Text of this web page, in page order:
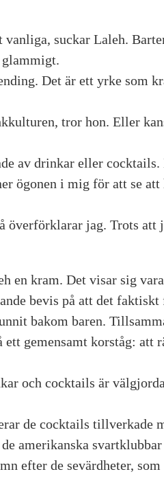
suckar Laleh.
Det är ett yrke som
tror hon. Eller
av drinkar eller
ögonen i mig för att se att
överförklarar jag. Trots att
en kram. Det visar sig
bevis på att det
bakom baren.
gemensamt korståg: att
och cocktails är
de cocktails tillverkade
amerikanska
efter de sevärdheter,